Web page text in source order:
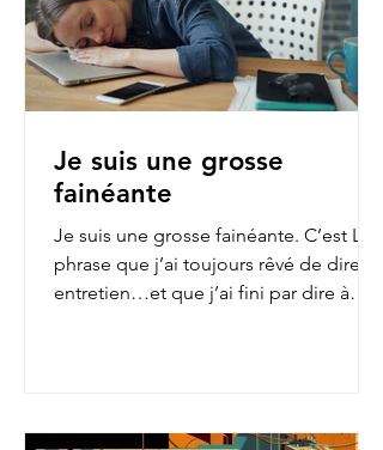
Je suis une grosse
fainéante
Je suis une grosse fainéante. C’est LA
phrase que j’ai toujours rêvé de dire en
entretien…et que j’ai fini par dire à